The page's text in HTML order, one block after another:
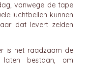
vanwege de tape
luchtbellen kunnen
dat levert zelden
is het raadzaam de
bestaan, om